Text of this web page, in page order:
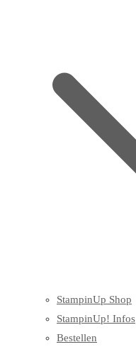
StampinUp Shop
StampinUp! Infos
Bestellen